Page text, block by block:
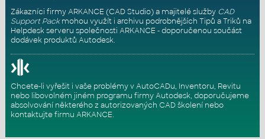
Zákazníci firmy ARKANCE (CAD Studio) a majitelé služby CAD
Support Packmohou využít i archivu podrobnějších Tipů a Triků na
Helpdesk serveru společnosti ARKANCE - doporučenou součást
dodávek produktů Autodesk.
Chcete-li vyřešit i vaše problémy v AutoCADu, Inventoru, Revitu
nebo libovolném jiném programu firmy Autodesk, doporučujeme
absolvování některého z autorizovaných CAD školenínebo
kontaktujte firmu ARKANCE.